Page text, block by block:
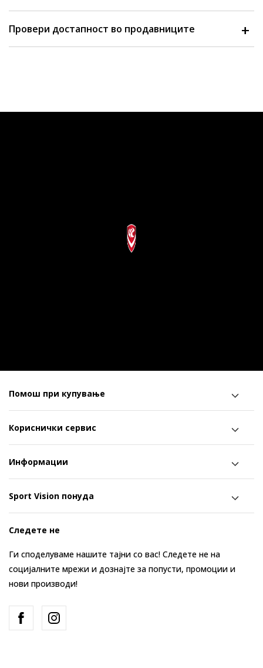
Провери достапност во продавниците
Помош при купување
Кориснички сервис
Информации
Sport Vision понуда
Следете не
Ги споделуваме нашите тајни со вас! Следете не на
социјалните мрежи и дознајте за попусти, промоции и
нови производи!